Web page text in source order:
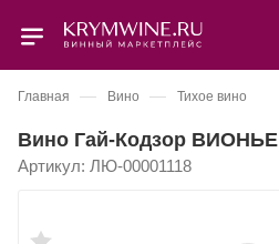
Главная — Вино — Тихое вино
Вино Гай-Кодзор ВИОНЬЕ
Артикул: ЛЮ-00001118